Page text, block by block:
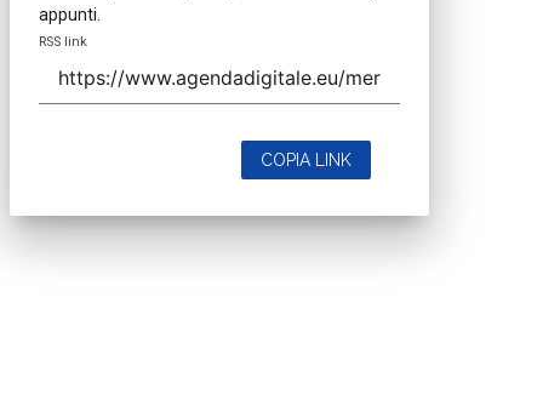
appunti.
RSS link
COPIA LINK